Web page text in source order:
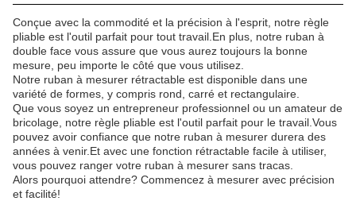
Conçue avec la commodité et la précision à l'esprit, notre règle
pliable est l'outil parfait pour tout travail.En plus, notre ruban à
double face vous assure que vous aurez toujours la bonne
mesure, peu importe le côté que vous utilisez.
Notre ruban à mesurer rétractable est disponible dans une
variété de formes, y compris rond, carré et rectangulaire.
Que vous soyez un entrepreneur professionnel ou un amateur de
bricolage, notre règle pliable est l'outil parfait pour le travail.Vous
pouvez avoir confiance que notre ruban à mesurer durera des
années à venir.Et avec une fonction rétractable facile à utiliser,
vous pouvez ranger votre ruban à mesurer sans tracas.
Alors pourquoi attendre? Commencez à mesurer avec précision
et facilité!